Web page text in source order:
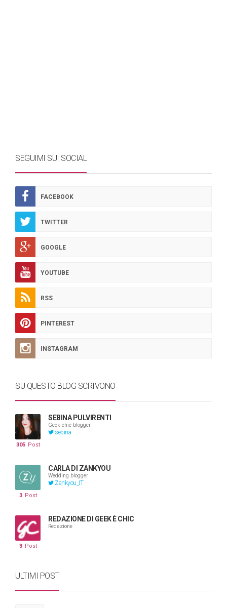
SEGUIMI SUI SOCIAL
FACEBOOK
TWITTER
GOOGLE
YOUTUBE
RSS
PINTEREST
INSTAGRAM
SU QUESTO BLOG SCRIVONO
SEBINA PULVIRENTI
Geek chic blogger
sebina
305 Post
CARLA DI ZANKYOU
Wedding blogger
Zankyou_IT
3 Post
REDAZIONE DI GEEK È CHIC
Redazione
3 Post
ULTIMI POST